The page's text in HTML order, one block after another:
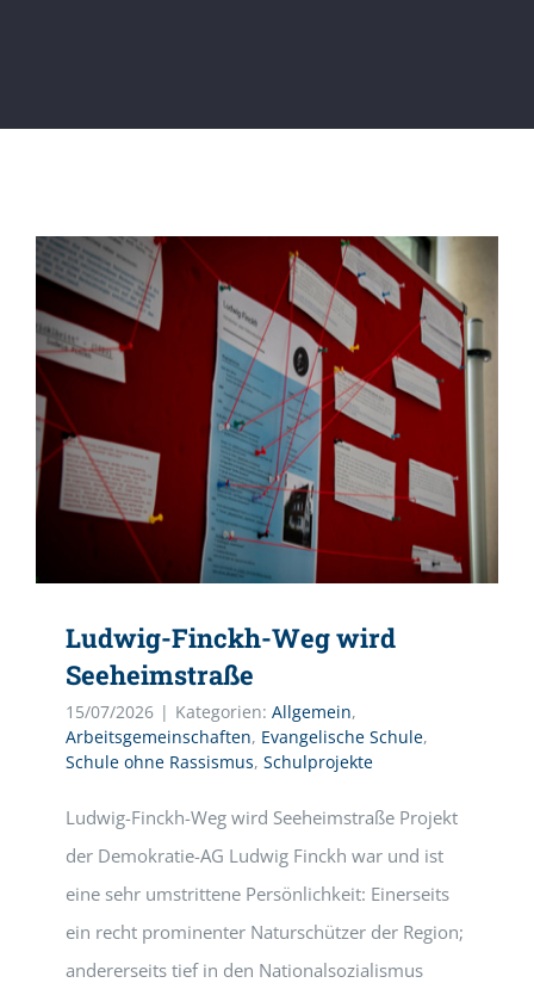
Ludwig-Finckh-Weg wird
Seeheimstraße
15/07/2026 | Kategorien: Allgemein,
Arbeitsgemeinschaften, Evangelische Schule,
Schule ohne Rassismus, Schulprojekte
Ludwig-Finckh-Weg wird Seeheimstraße Projekt
der Demokratie-AG Ludwig Finckh war und ist
eine sehr umstrittene Persönlichkeit: Einerseits
ein recht prominenter Naturschützer der Region;
andererseits tief in den Nationalsozialismus